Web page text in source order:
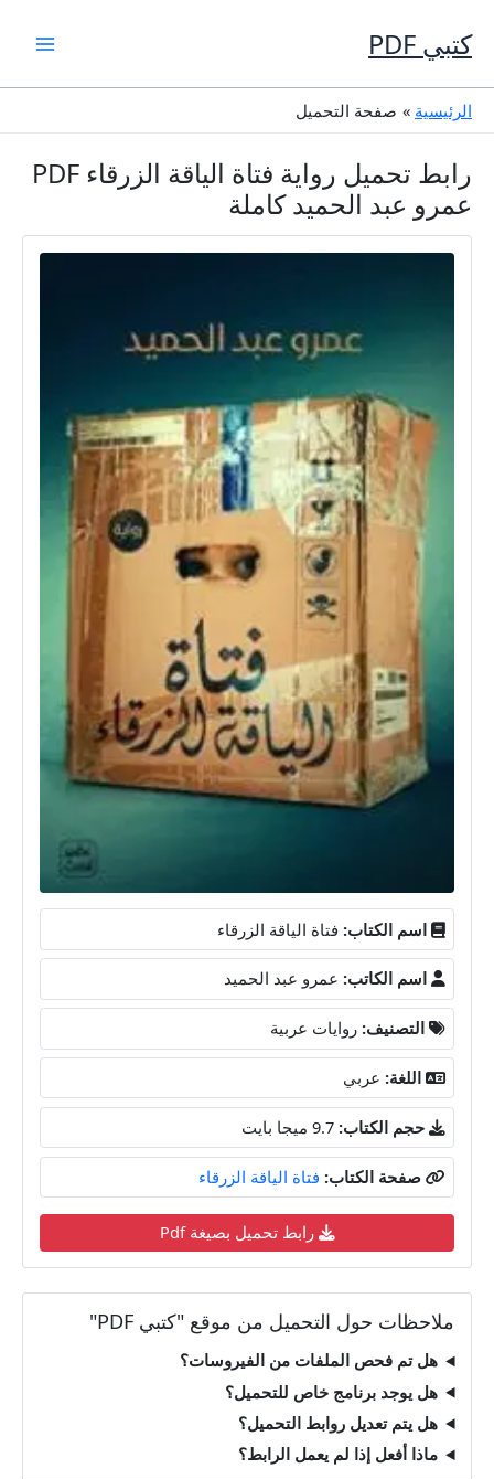
إلى
المحتوى
كتبي PDF
الرئيسية صفحة التحميل
رابط تحميل رواية فتاة الياقة الزرقاء PDF
عمرو عبد الحميد كاملة
اسم الكتاب: فتاة الياقة الزرقاء
اسم الكاتب: عمرو عبد الحميد
التصنيف: روايات عربية
اللغة: عربي
حجم الكتاب: 9.7 ميجا بايت
صفحة الكتاب: فتاة الياقة الزرقاء
رابط تحميل بصيغة Pdf
ملاحظات حول التحميل من موقع "كتبي PDF"
هل تم فحص الملفات من الفيروسات؟
هل يوجد برنامج خاص للتحميل؟
هل يتم تعديل روابط التحميل؟
ماذا أفعل إذا لم يعمل الرابط؟